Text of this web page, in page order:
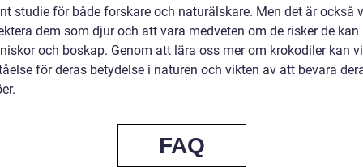
studie för både forskare och naturälskare. Men det är också
dem som djur och att vara medveten om de risker de kan
och boskap. Genom att lära oss mer om krokodiler kan
för deras betydelse i naturen och vikten av att bevara
FAQ